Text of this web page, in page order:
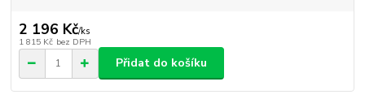
2 196 Kč/ks
1 815 Kč bez DPH
Přidat do košíku